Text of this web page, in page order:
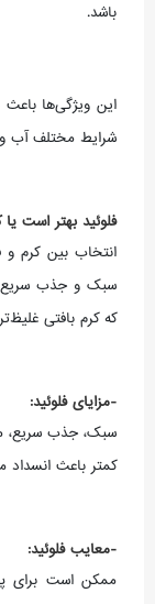
باشد.
این ویژگی‌ها باعث
شرایط مختلف آب
فلوئید بهتر است یا
انتخاب بین کرم و
سبک و جذب سریع
که کرم بافتی
-مزایای فلوئید:
سبک، جذب سریع،
کمتر باعث انسداد
-معایب فلوئید:
ممکن است برای